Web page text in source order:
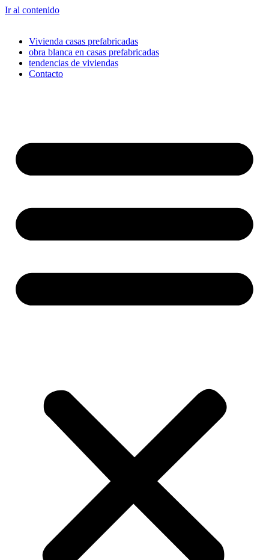
Ir al contenido
Vivienda casas prefabricadas
obra blanca en casas prefabricadas
tendencias de viviendas
Contacto